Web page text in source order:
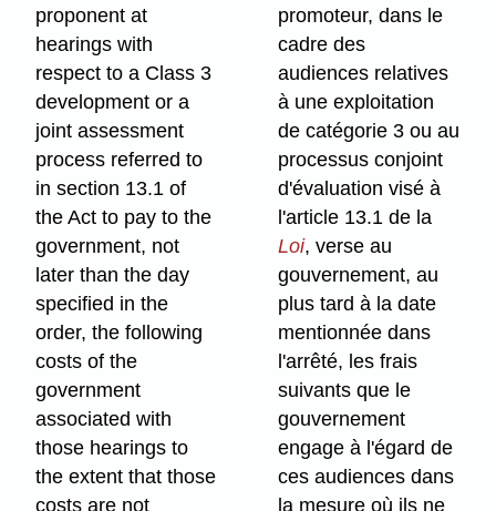
proponent at
hearings with
respect to a Class 3
development or a
joint assessment
process referred to
in section 13.1 of
the Act to pay to the
government, not
later than the day
specified in the
order, the following
costs of the
government
associated with
those hearings to
the extent that those
costs are not
promoteur, dans le
cadre des
audiences relatives
à une exploitation
de catégorie 3 ou au
processus conjoint
d'évaluation visé à
l'article 13.1 de la
Loi, verse au
gouvernement, au
plus tard à la date
mentionnée dans
l'arrêté, les frais
suivants que le
gouvernement
engage à l'égard de
ces audiences dans
la mesure où ils ne